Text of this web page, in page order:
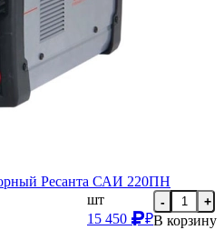
Ресанта САИ 220ПН
шт
15 450
₽
- +
В корзину